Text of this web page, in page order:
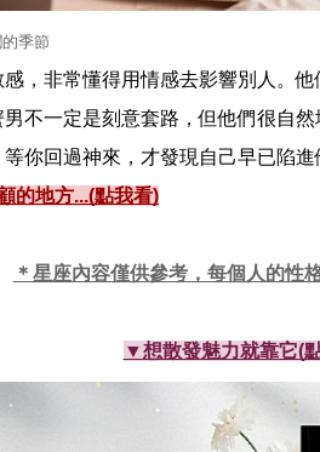
季節
，非常懂得用情感去影響別人。
不一定是刻意套路，但他們很自
你回過神來，才發現自己早已陷進
的地方...(點我看)
＊星座內容僅供參考，每個人的性
▼想散發魅力就靠它(